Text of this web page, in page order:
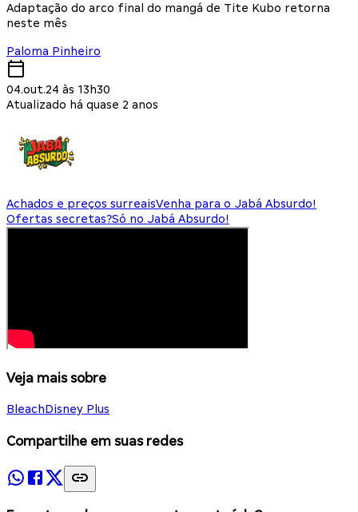
Adaptação do arco final do mangá de Tite Kubo retorna
neste mês
Paloma Pinheiro
04.out.24 às 13h30
Atualizado há quase 2 anos
Achados e preços surreaisVenha para o Jabá Absurdo!
Ofertas secretas?Só no Jabá Absurdo!
Veja mais sobre
BleachDisney Plus
Compartilhe em suas redes